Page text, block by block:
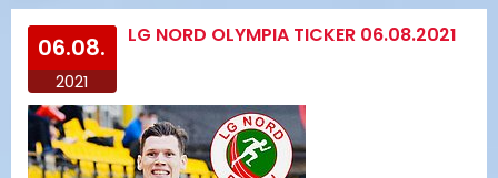
06.08.
2021
LG NORD OLYMPIA TICKER 06.08.2021